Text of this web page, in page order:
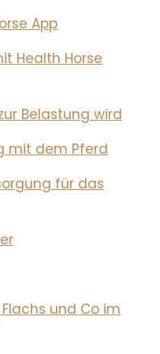
App
Health Horse
Belastung wird
mit dem Pferd
für das
und Co im